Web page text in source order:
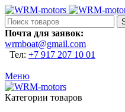
Почта для заявок:
wrmboat@gmail.com
Тел: +7 917 207 10 01
Меню
Категории товаров